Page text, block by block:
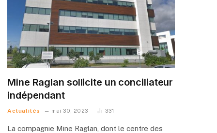
Mine Raglan sollicite un conciliateur
indépendant
Actualités mai 30, 2023 331
La compagnie Mine Raglan, dont le centre des